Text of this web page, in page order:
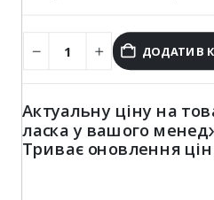
ДОДАТИ В
Актуальну ціну на
ласка у вашого
Триває оновлення